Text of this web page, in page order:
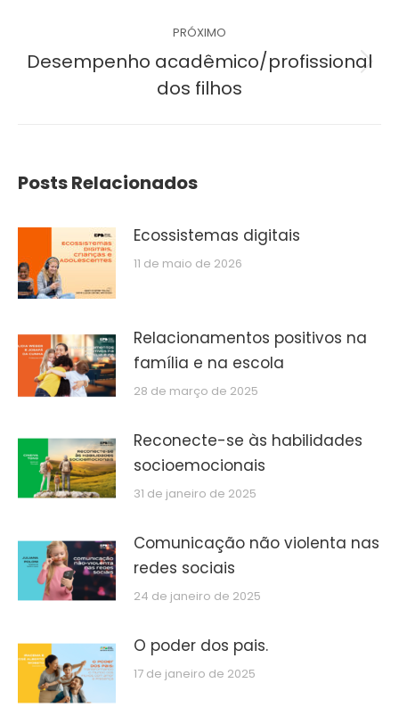
PRÓXIMO
Próximo
post:
Desempenho acadêmico/profissional
dos filhos
Posts Relacionados
Ecossistemas digitais
11 de maio de 2026
Relacionamentos positivos na
família e na escola
28 de março de 2025
Reconecte-se às habilidades
socioemocionais
31 de janeiro de 2025
Comunicação não violenta nas
redes sociais
24 de janeiro de 2025
O poder dos pais.
17 de janeiro de 2025